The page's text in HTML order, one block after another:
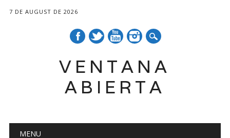
7 DE AUGUST DE 2026
VENTANA
ABIERTA
Main menu
MENU